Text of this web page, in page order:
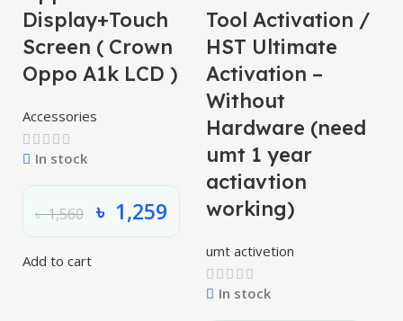
Display+Touch
Screen ( Crown
Oppo A1k LCD )
Accessories
In stock
৳1,560 ৳ 1,259
Add to cart
Tool Activation /
HST Ultimate
Activation –
Without
Hardware (need
umt 1 year
actiavtion
working)
umt activetion
In stock